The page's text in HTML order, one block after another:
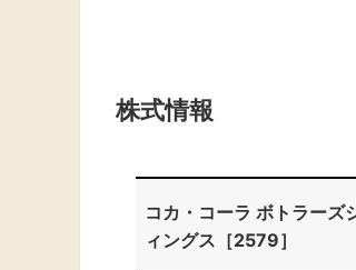
株式情報
コカ・コーラ ボトラーズ
ィングス［2579］